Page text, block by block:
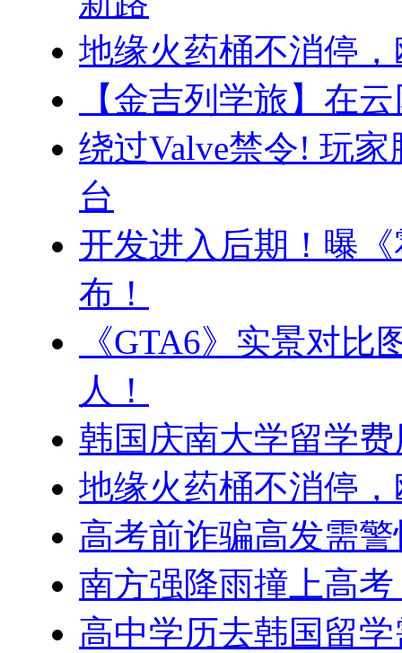
地缘火药桶不消停
【金吉列学旅】在
绕过Valve禁令! 玩
台
开发进入后期！曝
布！
《GTA6》实景对
人！
韩国庆南大学留学
地缘火药桶不消停
高考前诈骗高发需
南方强降雨撞上高
高中学历去韩国留